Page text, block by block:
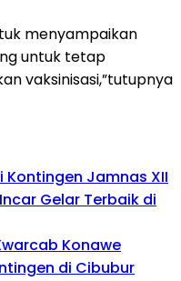
menyampaikan
untuk tetap
vaksinisasi,”tutupnya
Kontingen Jamnas XII
Gelar Terbaik di
Konawe
di Cibubur